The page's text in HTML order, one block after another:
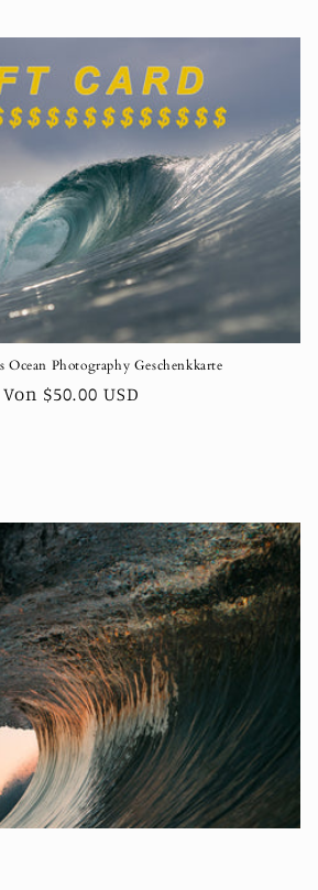
Ocean Photography Geschenkkarte
Normaler
Von $50.00 USD